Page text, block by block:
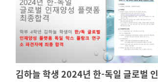
김하늘 학생 2024년 한-독일 글로벌 인